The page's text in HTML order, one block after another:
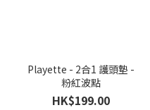
Playette - 2合1 護頭墊 -
粉紅波點
HK$199.00